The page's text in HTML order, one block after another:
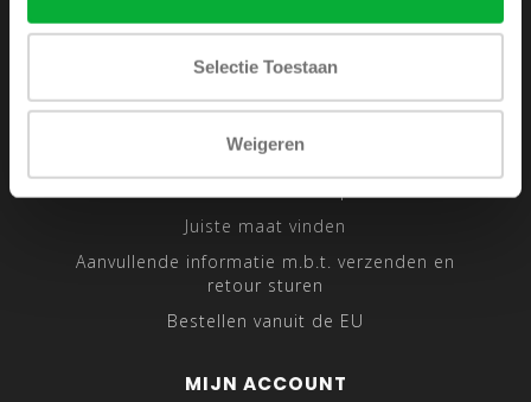
Selectie Toestaan
Weigeren
Sitemap
Traveling Tailor
Juiste maat vinden
Aanvullende informatie m.b.t. verzenden en
retour sturen
Bestellen vanuit de EU
MIJN ACCOUNT